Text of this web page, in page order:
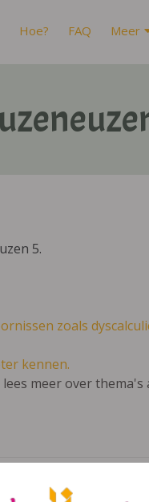
Hoe? FAQ Meer
5.
zoals
kennen.
lees meer over